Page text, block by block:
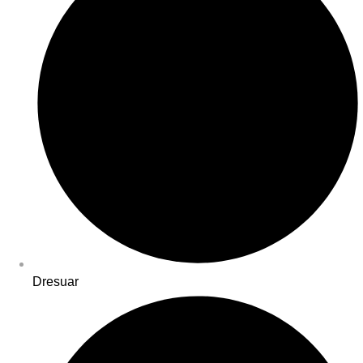
Dresuar